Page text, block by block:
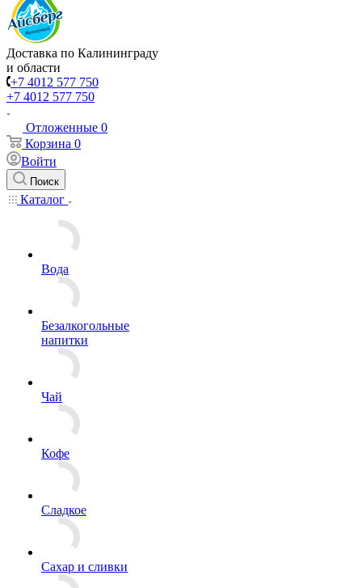
Доставка по Калининграду
и области
+7 4012 577 750
+7 4012 577 750
Отложенные 0
Корзина 0
Войти
Поиск
Каталог
Вода
Безалкогольные
напитки
Чай
Кофе
Сладкое
Сахар и сливки